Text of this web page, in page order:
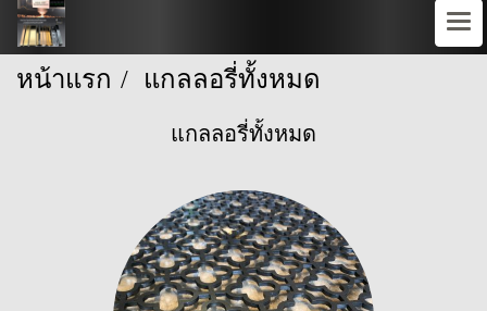
หน้าแรก แกลลอรี่ทั้งหมด
แกลลอรี่ทั้งหมด